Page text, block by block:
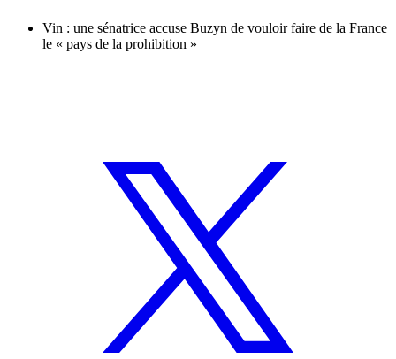
Vin : une sénatrice accuse Buzyn de vouloir faire de la France
le « pays de la prohibition »